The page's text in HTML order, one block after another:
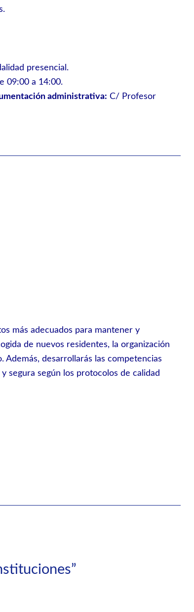
presencial.
09:00 a 14:00.
administrativa: C/ Profesor
más adecuados para mantener y
de nuevos residentes, la organización
desarrollarás las competencias
segura según los protocolos de calidad